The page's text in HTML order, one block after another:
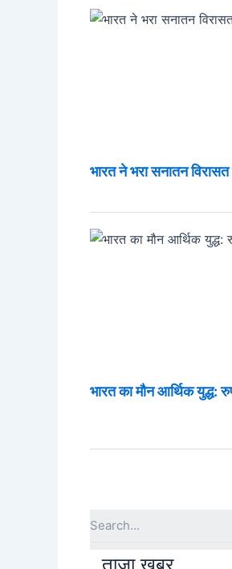
भारत ने भरा सनातन
भारत का मौन आर्थिक